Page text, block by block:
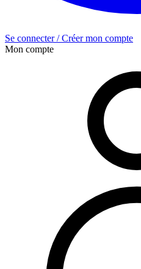
Se connecter / Créer mon compte
Mon compte